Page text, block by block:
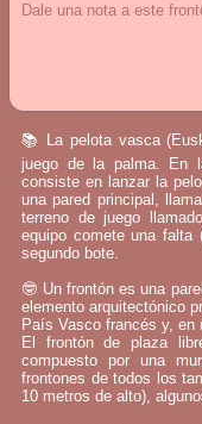
Dale una nota a este
📚 La pelota vasca
juego de la palma. En
consiste en lanzar la
una pared principal,
terreno de juego
equipo comete una falta
segundo bote.
🤓 Un frontón es una
elemento arquitectónico
País Vasco francés y,
El frontón de plaza
compuesto por una
frontones de todos los
10 metros de alto),